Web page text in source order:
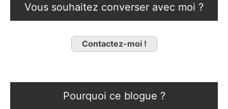
Vous souhaitez converser avec moi ?
Contactez-moi !
Pourquoi ce blogue ?